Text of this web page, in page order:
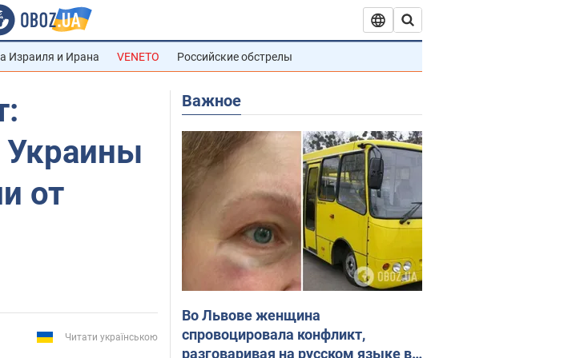
Израиля и Ирана VENETO Российские обстрелы
Украины
от
Читати українською
Важное
Во Львове женщина
спровоцировала конфликт,
разговаривая на русском языке в